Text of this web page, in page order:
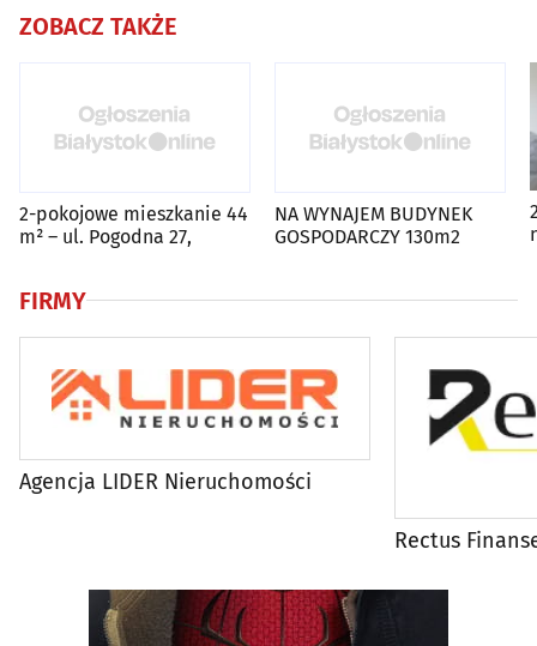
ZOBACZ TAKŻE
2-pokojowe mieszkanie 44
m² – ul. Pogodna 27,
NA WYNAJEM BUDYNEK
GOSPODARCZY 130m2
FIRMY
Agencja LIDER Nieruchomości
Rectus